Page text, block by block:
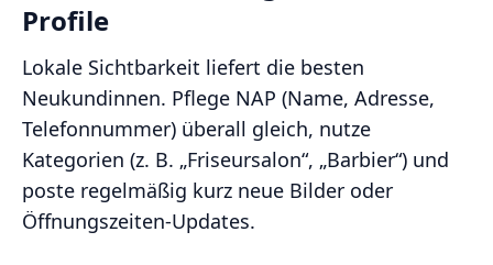
Profile
Lokale Sichtbarkeit liefert die besten
Neukundinnen. Pflege NAP (Name, Adresse,
Telefonnummer) überall gleich, nutze
Kategorien (z. B. „Friseursalon“, „Barbier“) und
poste regelmäßig kurz neue Bilder oder
Öffnungszeiten‑Updates.